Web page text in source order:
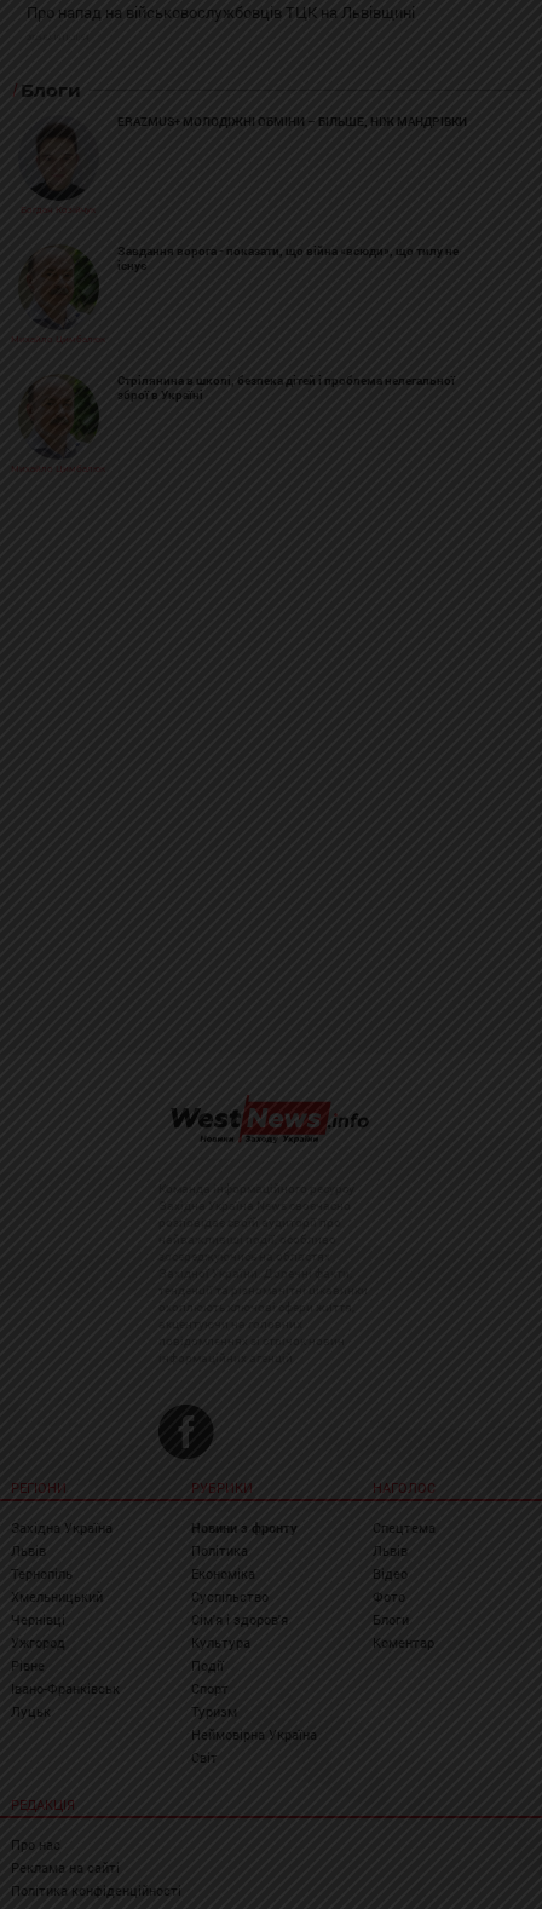
Про напад на військовослужбовців ТЦК на Львівщині
Блоги
Богдан Козійчук
ERAZMUS+ МОЛОДІЖНІ ОБМІНИ – БІЛЬШЕ, НІЖ МАНДРІВКИ
Михайло Цимбалюк
Завдання ворога - показати, що війна «всюди», що тилу не
існує
Михайло Цимбалюк
Стрілянина в школі, безпека дітей і проблема нелегальної
зброї в Україні
РЕГІОНИ
Західна Україна
Львів
Тернопіль
Хмельницький
Чернівці
Ужгород
Рівне
Івано-Франківськ
Луцьк
РУБРИКИ
Новини з фронту
Політика
Економіка
Суспільство
Сім'я і здоров'я
Культура
Події
Спорт
Туризм
Неймовірна Україна
Світ
НАГОЛОС
Спецтема
Львів
Відео
Фото
Блоги
Коментар
РЕДАКЦІЯ
Про нас
Реклама на сайті
Політика конфіденційності